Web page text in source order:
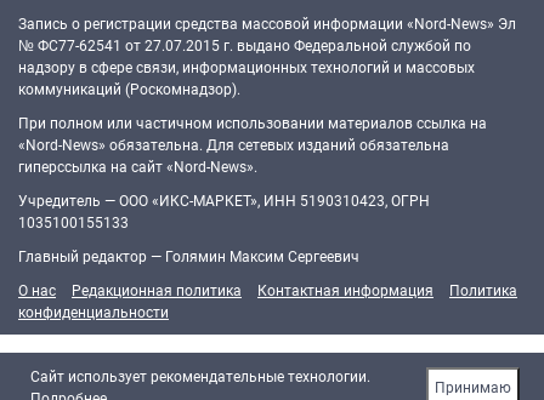
Запись о регистрации средства массовой информации «Nord-News» Эл
№ ФС77-62541 от 27.07.2015 г. выдано Федеральной службой по
надзору в сфере связи, информационных технологий и массовых
коммуникаций (Роскомнадзор).
При полном или частичном использовании материалов ссылка на
«Nord-News» обязательна. Для сетевых изданий обязательна
гиперссылка на сайт «Nord-News».
Учредитель — ООО «ИКС-МАРКЕТ», ИНН 5190310423, ОГРН
1035100155133
Главный редактор — Голямин Максим Сергеевич
О нас
Редакционная политика Контактная информация
Политика
конфиденциальности
Cайт использует рекомендательные технологии.
Принимаю